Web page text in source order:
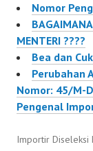
Nomor
MENTERI ????
Bea dan
Perubahan
Nomor: 45/M-
Pengenal
Importir Diseleksi